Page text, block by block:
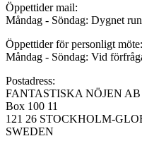
Öppettider mail:
Måndag - Söndag: Dygnet
Öppettider för personligt möte:
Måndag - Söndag: Vid
Postadress:
FANTASTISKA NÖJEN AB
Box 100 11
121 26 STOCKHOLM-
SWEDEN